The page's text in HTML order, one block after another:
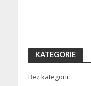
KATEGORIE
Bez kategorii